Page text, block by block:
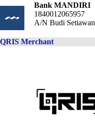
Bank MANDIRI
1840012065957
A/N Budi Setiawan
QRIS Merchant